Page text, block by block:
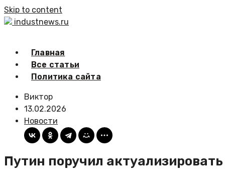
Skip to content
industnews.ru
Главная
Все статьи
Политика сайта
Виктор
13.02.2026
Новости
Путин поручил